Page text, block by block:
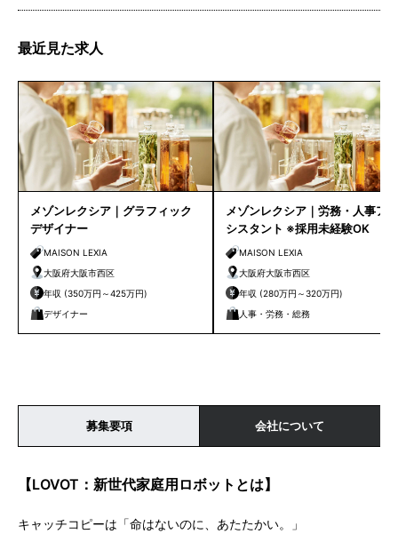
最近見た求人
メゾンレクシア｜グラフィック
デザイナー
MAISON LEXIA
大阪府大阪市西区
年収 (350万円～425万円)
デザイナー
メゾンレクシア｜労務・人事ア
シスタント ※採用未経験OK
MAISON LEXIA
大阪府大阪市西区
年収 (280万円～320万円)
人事・労務・総務
募集要項 会社について
【LOVOT：新世代家庭用ロボットとは】
キャッチコピーは「命はないのに、あたたかい。」